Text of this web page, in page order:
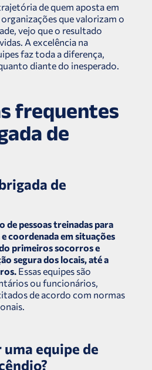
de quem aposta em
que valorizam o
vejo que o resultado
A excelência na
faz toda a diferença,
diante do inesperado.
frequentes
de
de
de pessoas treinadas para
coordenada em situações
primeiros socorros e
segura dos locais, até a
Essas equipes são
ou funcionários,
de acordo com normas
equipe de